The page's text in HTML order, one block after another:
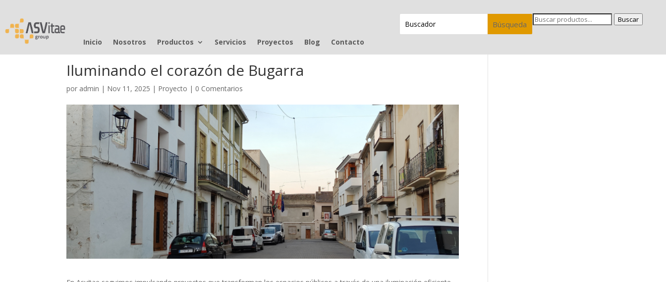
Inicio Nosotros Productos Servicios Proyectos Blog Contacto
Buscar
Iluminando el corazón de Bugarra
por admin | Nov 11, 2025 | Proyecto | 0 Comentarios